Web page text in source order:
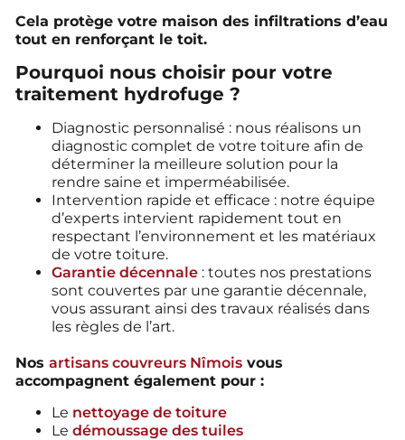
Cela protège votre maison des infiltrations d’eau
tout en renforçant le toit.
Pourquoi nous choisir pour votre
traitement hydrofuge ?
Diagnostic personnalisé : nous réalisons un
diagnostic complet de votre toiture afin de
déterminer la meilleure solution pour la
rendre saine et imperméabilisée.
Intervention rapide et efficace : notre équipe
d’experts intervient rapidement tout en
respectant l’environnement et les matériaux
de votre toiture.
Garantie décennale : toutes nos prestations
sont couvertes par une garantie décennale,
vous assurant ainsi des travaux réalisés dans
les règles de l’art.
Nos artisans couvreurs Nîmois vous
accompagnent également pour :
Le nettoyage de toiture
Le démoussage des tuiles